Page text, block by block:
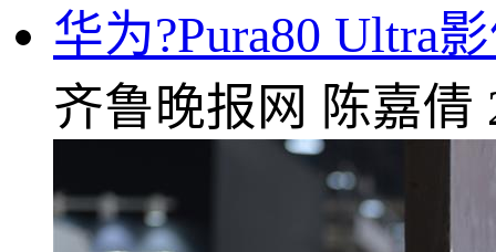
华为?Pura80 Ultra
齐鲁晚报网 陈嘉倩